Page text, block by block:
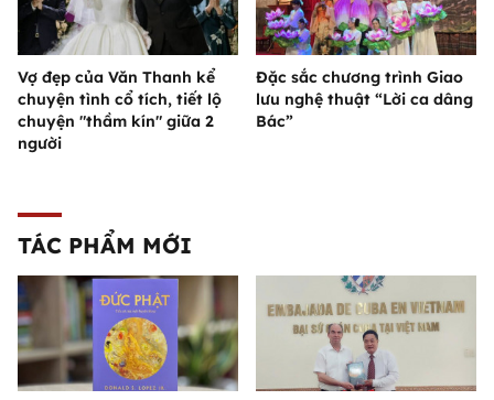
Vợ đẹp của Văn Thanh kể
chuyện tình cổ tích, tiết lộ
chuyện "thầm kín" giữa 2
người
Đặc sắc chương trình Giao
lưu nghệ thuật “Lời ca dâng
Bác”
TÁC PHẨM MỚI